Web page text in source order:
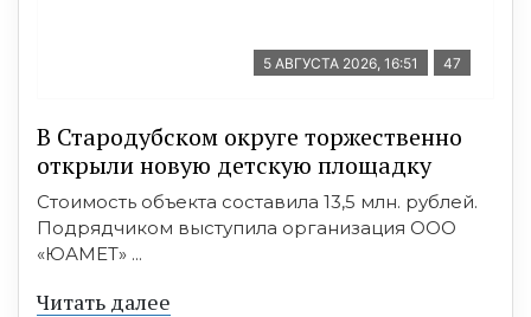
5 АВГУСТА 2026, 16:51 47
В Стародубском округе торжественно
открыли новую детскую площадку
Стоимость объекта составила 13,5 млн. рублей.
Подрядчиком выступила организация ООО
«ЮАМЕТ» ...
Читать далее